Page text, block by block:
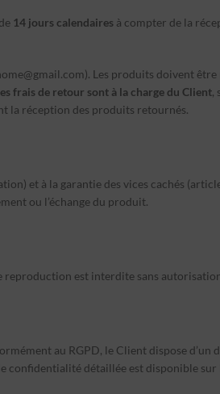
14 jours calendaires à compter de la
). Les produits doivent
frais de retour sont à la charge du Client,
la réception des produits retournés.
et à la garantie des vices cachés
ou l’échange du produit.
reproduction est interdite sans
au RGPD, le Client dispose d’un
confidentialité détaillée est disponible sur